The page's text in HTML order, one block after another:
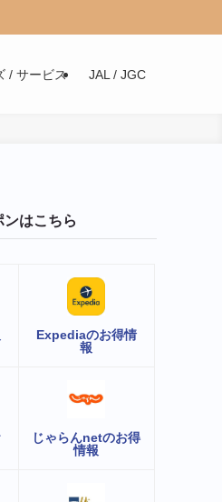
/ サービス JAL / JGC
はこちら
Expediaのお得情
報
じゃらんnetのお得
情報